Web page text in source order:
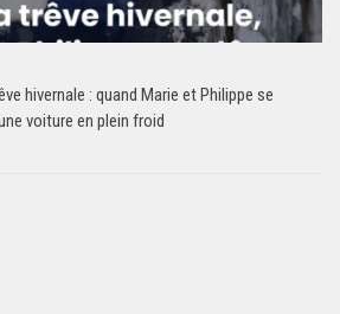
hivernale : quand Marie et Philippe se
voiture en plein froid